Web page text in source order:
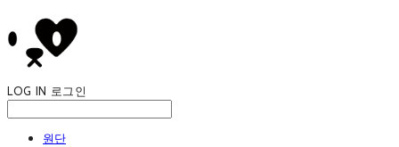
LOG IN 로그인
원단